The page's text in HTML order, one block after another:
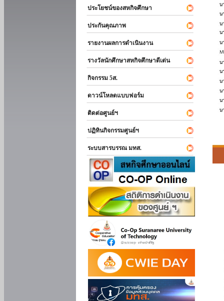
ประโยชน์ของสหกิจศึกษา
ประกันคุณภาพ
รายงานผลการดำเนินงาน
รางวัลนักศึกษาสหกิจศึกษาดีเด่น
กิจกรรม 5ส.
ดาวน์โหลดแบบฟอร์ม
ติดต่อศูนย์ฯ
ปฏิทินกิจกรรมศูนย์ฯ
ระบบสารบรรณ มทส.